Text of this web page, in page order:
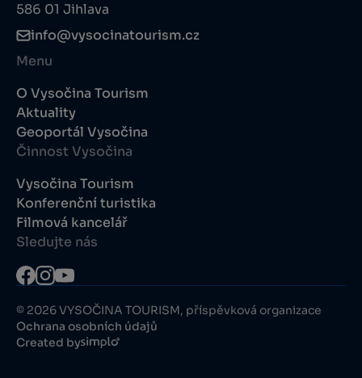
586 01 Jihlava
info@vysocinatourism.cz
Menu
O Vysočina Tourism
Aktuality
Geoportál Vysočina
Činnost Vysočina
Vysočina Tourism
Konferenční turistika
Filmová kancelář
Sledujte nás
© 2026 VYSOČINA TOURISM, příspěvková organizace
Ochrana osobních údajů
Created by